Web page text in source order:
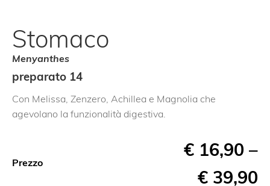
Stomaco
Menyanthes
preparato 14
Con Melissa, Zenzero, Achillea e Magnolia che
agevolano la funzionalità digestiva.
Prezzo
€ 16,90 –
€ 39,90